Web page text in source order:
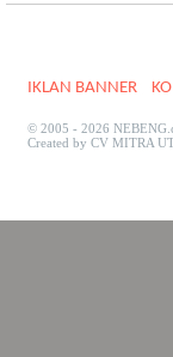
IKLAN BANNER
© 2005 - 2026
Created by CV MITRA